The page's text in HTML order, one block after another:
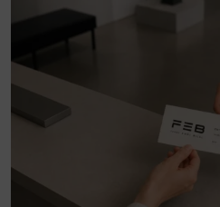
Enki Bilal
Visiter
Actualités
Mon compte